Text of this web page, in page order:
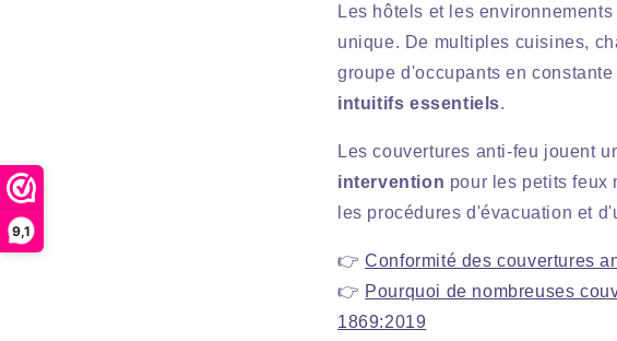
9,1
Les hôtels et les
unique. De multiples cuisines,
groupe d'occupants en
intuitifs essentiels.
Les couvertures anti-feu jouent
intervention pour les petits feux
les procédures d'évacuation et
👉Conformité des couvertures
👉 Pourquoi de nombreuses
1869:2019